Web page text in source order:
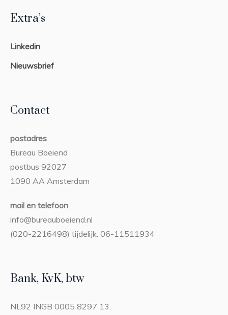
Extra’s
Linkedin
Nieuwsbrief
Contact
postadres
Bureau Boeiend
postbus 92027
1090 AA Amsterdam
mail en telefoon
info@bureauboeiend.nl
(020-2216498) tijdelijk: 06-11511934
Bank, KvK, btw
NL92 INGB 0005 8297 13